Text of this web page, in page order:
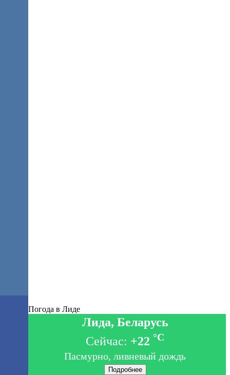
Погода в Лиде
Лида, Беларусь
Сейчас: +22 °C
Пасмурно, ливневый дождь
Подробнее